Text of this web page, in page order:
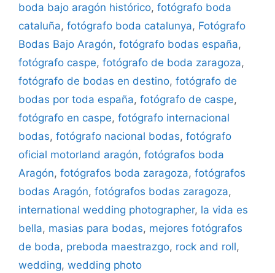
boda bajo aragón histórico, fotógrafo boda
cataluña, fotógrafo boda catalunya, Fotógrafo
Bodas Bajo Aragón, fotógrafo bodas españa,
fotógrafo caspe, fotógrafo de boda zaragoza,
fotógrafo de bodas en destino, fotógrafo de
bodas por toda españa, fotógrafo de caspe,
fotógrafo en caspe, fotógrafo internacional
bodas, fotógrafo nacional bodas, fotógrafo
oficial motorland aragón, fotógrafos boda
Aragón, fotógrafos boda zaragoza, fotógrafos
bodas Aragón, fotógrafos bodas zaragoza,
international wedding photographer, la vida es
bella, masias para bodas, mejores fotógrafos
de boda, preboda maestrazgo, rock and roll,
wedding, wedding photo